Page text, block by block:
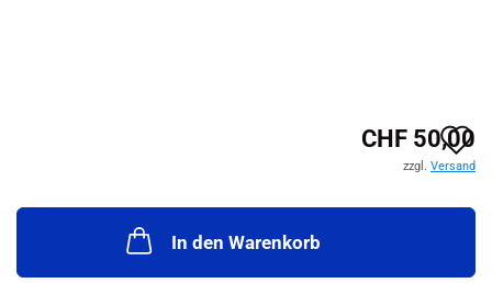
CHF 50,00
zzgl. Versand
In den Warenkorb